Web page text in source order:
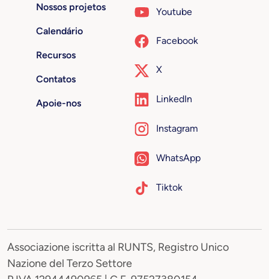
Nossos projetos
Calendário
Recursos
Contatos
Apoie-nos
Youtube
Facebook
X
LinkedIn
Instagram
WhatsApp
Tiktok
Associazione iscritta al RUNTS, Registro Unico
Nazione del Terzo Settore